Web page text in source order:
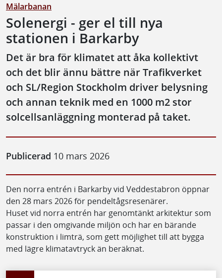
Mälarbanan
Solenergi - ger el till nya
stationen i Barkarby
Det är bra för klimatet att åka kollektivt
och det blir ännu bättre när Trafikverket
och SL/Region Stockholm driver belysning
och annan teknik med en 1000 m2 stor
solcellsanläggning monterad på taket.
Publicerad 10 mars 2026
Den norra entrén i Barkarby vid Veddestabron öppnar
den 28 mars 2026 för pendeltågsresenärer.
Huset vid norra entrén har genomtänkt arkitektur som
passar i den omgivande miljön och har en bärande
konstruktion i limträ, som gett möjlighet till att bygga
med lägre klimatavtryck än beräknat.